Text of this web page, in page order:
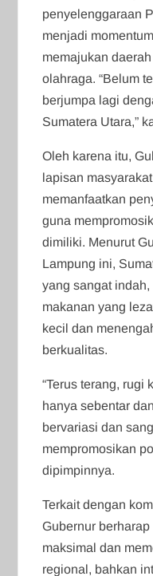
penyelenggaraan
menjadi
memajukan
olahraga. “Belum
berjumpa lagi
Sumatera Utara,”
Oleh karena itu,
lapisan
memanfaatkan
guna
dimiliki. Menurut
Lampung ini,
yang sangat
makanan yang
kecil dan
berkualitas.
“Terus terang, rugi
hanya sebentar
bervariasi dan
mempromosikan
dipimpinnya.
Terkait dengan
Gubernur
maksimal dan
regional, bahkan